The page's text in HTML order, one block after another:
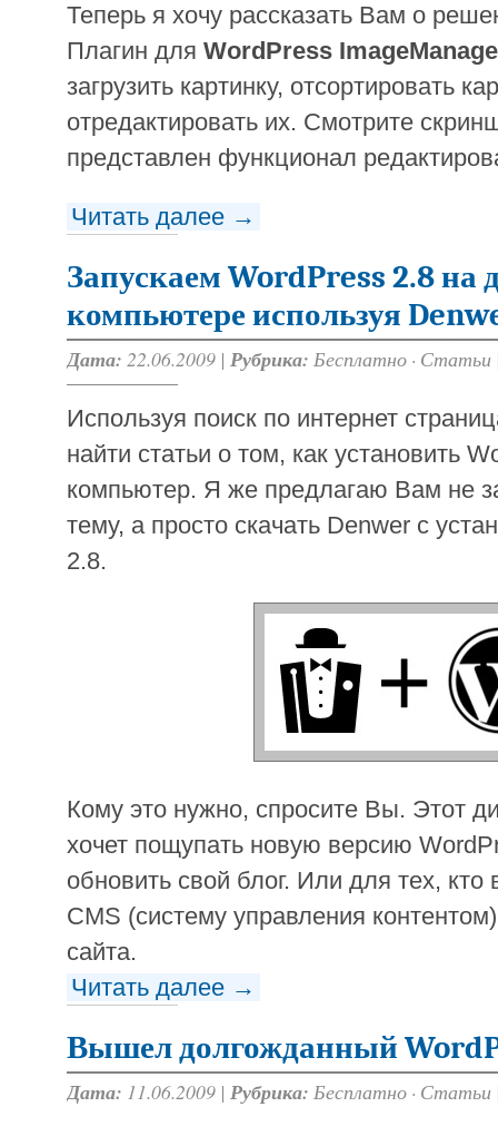
Теперь я хочу рассказать Вам о
Плагин для WordPress
загрузить картинку, отсортировать
отредактировать их. Смотрите
представлен функционал
Читать далее →
Запускаем WordPress 2.8 на
компьютере используя
Дата: 22.06.2009 | Рубрика: Бесплатно · Статьи
Используя поиск по интернет
найти статьи о том, как установить
компьютер. Я же предлагаю Вам не
тему, а просто скачать Denwer с
2.8.
Кому это нужно, спросите Вы. Этот
хочет пощупать новую версию
обновить свой блог. Или для тех,
CMS (систему управления
сайта.
Читать далее →
Вышел долгожданный
Дата: 11.06.2009 | Рубрика: Бесплатно · Статьи